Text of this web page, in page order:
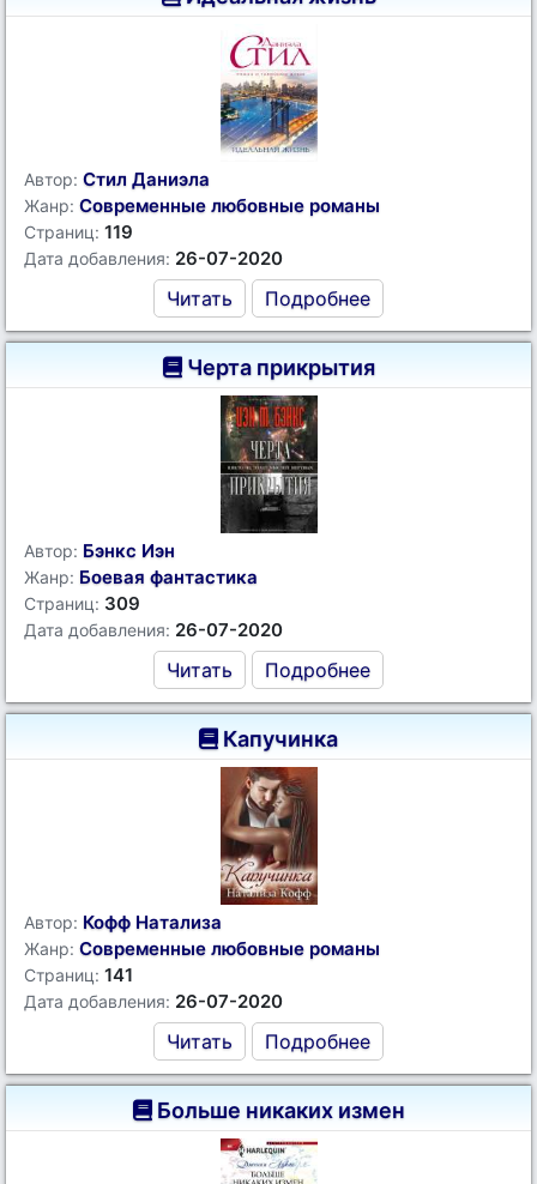
Автор: Стил Даниэла
Жанр: Современные любовные романы
Страниц: 119
Дата добавления: 26-07-2020
Читать Подробнее
Черта прикрытия
Автор: Бэнкс Иэн
Жанр: Боевая фантастика
Страниц: 309
Дата добавления: 26-07-2020
Читать Подробнее
Капучинка
Автор: Кофф Натализа
Жанр: Современные любовные романы
Страниц: 141
Дата добавления: 26-07-2020
Читать Подробнее
Больше никаких измен